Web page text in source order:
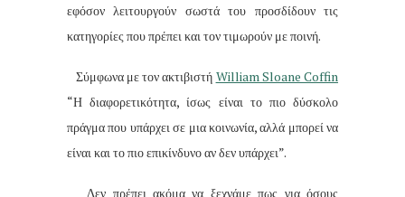
εφόσον λειτουργούν σωστά του προσδίδουν τις
κατηγορίες που πρέπει και τον τιμωρούν με ποινή.
Σύμφωνα με τον ακτιβιστή William Sloane Coffin
“Η διαφορετικότητα, ίσως είναι το πιο δύσκολο
πράγμα που υπάρχει σε μια κοινωνία, αλλά μπορεί να
είναι και το πιο επικίνδυνο αν δεν υπάρχει”.
Δεν πρέπει ακόμα να ξεχνάμε πως για όσους